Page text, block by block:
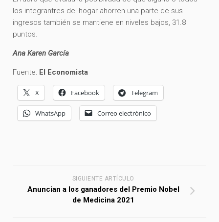
los integrantres del hogar ahorren una parte de sus
ingresos también se mantiene en niveles bajos, 31.8
puntos.
Ana Karen García
Fuente: El Economista
X Facebook Telegram
WhatsApp Correo electrónico
SIGUIENTE ARTÍCULO
Anuncian a los ganadores del Premio Nobel
de Medicina 2021